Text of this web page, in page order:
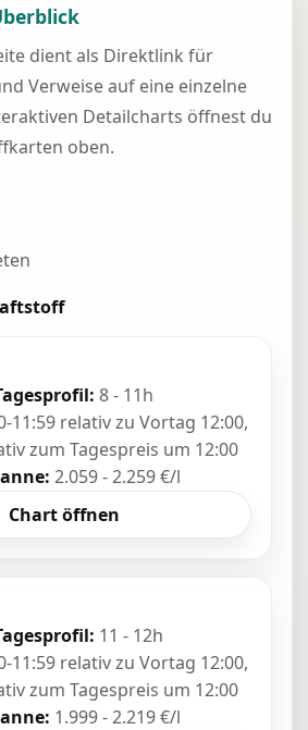
dient als Direktlink für
Verweise auf eine einzelne
Detailcharts öffnest du
oben.
8 - 11h
11:59 relativ zu Vortag 12:00,
zum Tagespreis um 12:00
2.059 - 2.259 €/l
Chart öffnen
11 - 12h
11:59 relativ zu Vortag 12:00,
zum Tagespreis um 12:00
1.999 - 2.219 €/l